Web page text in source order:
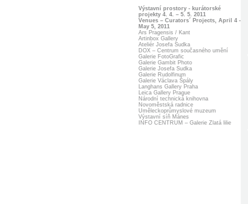
Výstavní prostory - kurátorské
projekty 4. 4. – 5. 5. 2011
Venues – Curators´ Projects, April 4 -
May 5, 2011
Ars Pragensis / Kant
Artinbox Gallery
Ateliér Josefa Sudka
DOX – Centrum současného umění
Galerie FotoGrafic
Galerie Gambit Photo
Galerie Josefa Sudka
Galerie Rudolfinum
Galerie Václava Špály
Langhans Gallery Praha
Leica Gallery Prague
Národní technická knihovna
Novoměstská radnice
Uměleckoprůmyslové muzeum
Výstavní síň Mánes
INFO CENTRUM – Galerie Zlatá lilie